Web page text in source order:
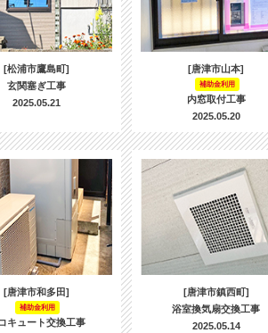
[松浦市鷹島町]
玄関塞ぎ工事
2025.05.21
[唐津市山本]
補助金利用
内窓取付工事
2025.05.20
[唐津市和多田]
補助金利用
キュート交換工事
[唐津市鎮西町]
浴室換気扇交換工事
2025.05.14